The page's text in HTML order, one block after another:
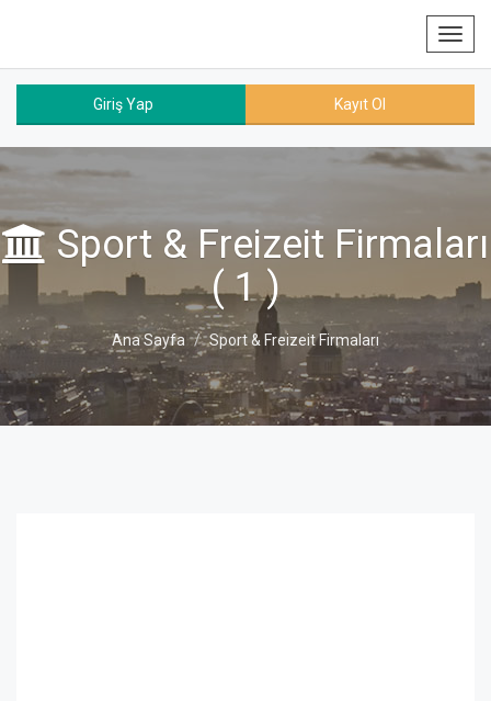
Giriş Yap Kayıt Ol
Sport & Freizeit Firmaları
( 1 )
Ana Sayfa Sport & Freizeit Firmaları